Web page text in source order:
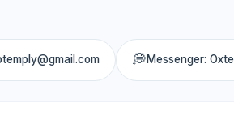
💭Messenger: